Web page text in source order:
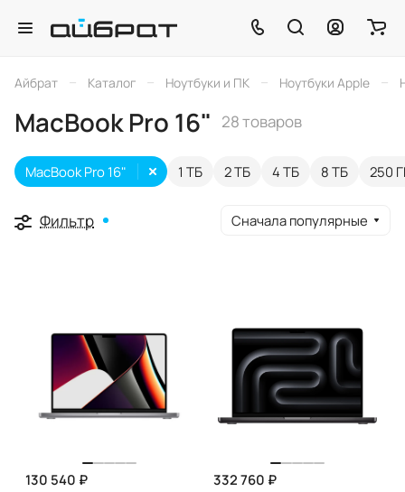
Айбрат – Каталог – Ноутбуки и ПК – Ноутбуки Apple –
MacBook Pro 16" 28 товаров
1 ТБ 2 ТБ 4 ТБ 8 ТБ 250
MacBook Pro 16"
Фильтр Сначала популярные
130 540 ₽
332 760 ₽